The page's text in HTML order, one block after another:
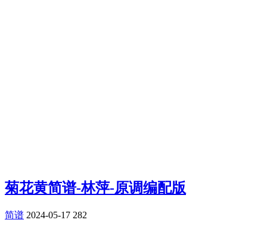
菊花黄简谱-林萍-原调编配版
简谱 2024-05-17 282